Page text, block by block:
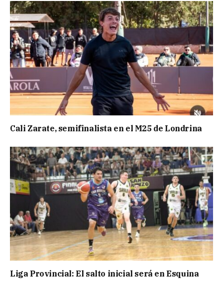
Cali Zarate, semifinalista en el M25 de Londrina
Liga Provincial: El salto inicial será en Esquina